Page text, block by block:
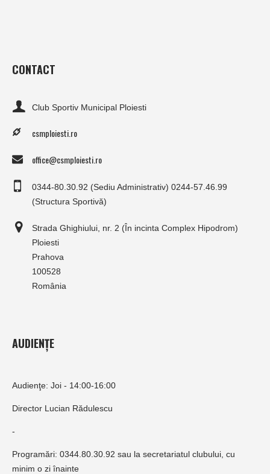
CONTACT
Club Sportiv Municipal Ploiesti
csmploiesti.ro
office@csmploiesti.ro
0344-80.30.92 (Sediu Administrativ) 0244-57.46.99
(Structura Sportivă)
Strada Ghighiului, nr. 2 (În incinta Complex Hipodrom)
Ploiesti
Prahova
100528
România
AUDIENȚE
Audienţe: Joi - 14:00-16:00
Director Lucian Rădulescu
-
Programări: 0344.80.30.92 sau la secretariatul clubului, cu
minim o zi înainte